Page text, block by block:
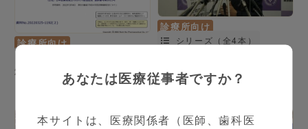
診療所向け
2022年度 診療報酬改定セ
診療所向け
シリーズ（全4本）
(2020.7.10)
あなたは医療従事者ですか？
本サイトは、医療関係者（医師、歯科医